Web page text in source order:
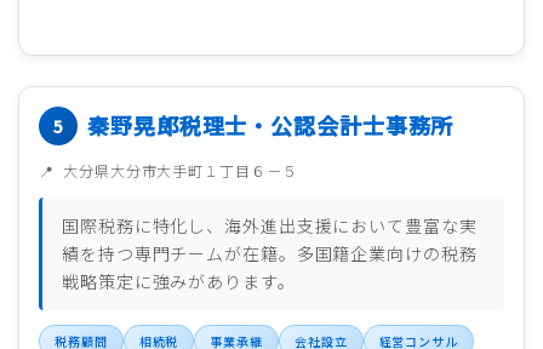
秦野晃郎税理士・公認会計士事務所
大分県大分市大手町１丁目６－５
国際税務に特化し、海外進出支援において豊富な実
績を持つ専門チームが在籍。多国籍企業向けの税務
戦略策定に強みがあります。
税務顧問 相続税 事業承継 会社設立 経営コンサル